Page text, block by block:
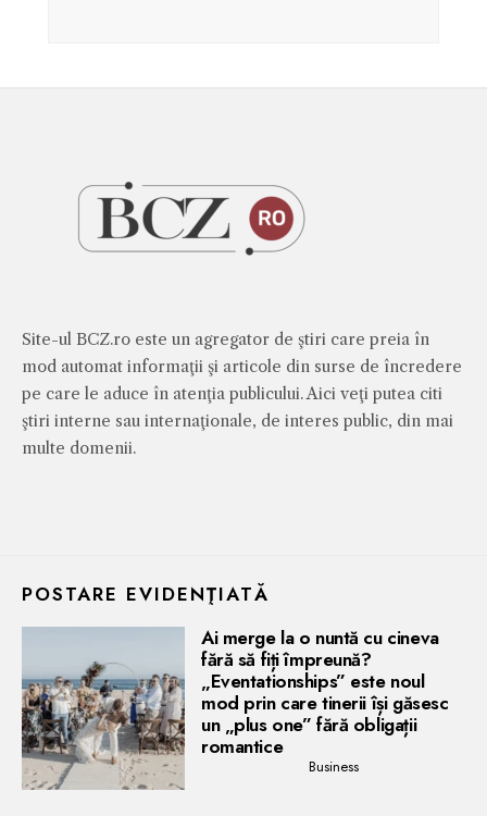
Site-ul BCZ.ro este un agregator de ştiri care preia în
mod automat informaţii şi articole din surse de încredere
pe care le aduce în atenţia publicului. Aici veţi putea citi
ştiri interne sau internaţionale, de interes public, din mai
multe domenii.
POSTARE EVIDENŢIATĂ
Ai merge la o nuntă cu cineva
fără să fiți împreună?
„Eventationships” este noul
mod prin care tinerii își găsesc
un „plus one” fără obligații
romantice
Business